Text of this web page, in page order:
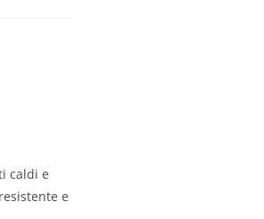
caldi e
e